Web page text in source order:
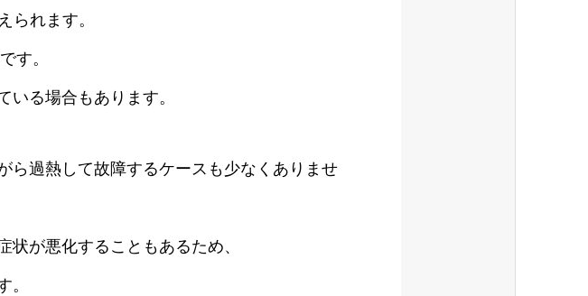
られます。
す。
いる場合もあります。
ら過熱して故障するケースも少なくありませ
が悪化することもあるため、
。